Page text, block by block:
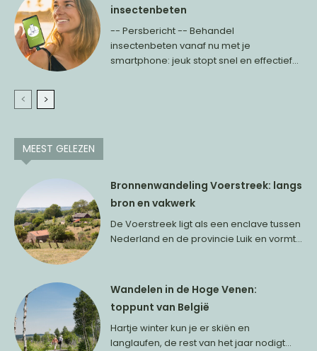
insectenbeten
-- Persbericht -- Behandel
insectenbeten vanaf nu met je
smartphone: jeuk stopt snel en effectief...
MEEST GELEZEN
Bronnenwandeling Voerstreek: langs
bron en vakwerk
De Voerstreek ligt als een enclave tussen
Nederland en de provincie Luik en vormt...
Wandelen in de Hoge Venen:
toppunt van België
Hartje winter kun je er skiën en
langlaufen, de rest van het jaar nodigt...